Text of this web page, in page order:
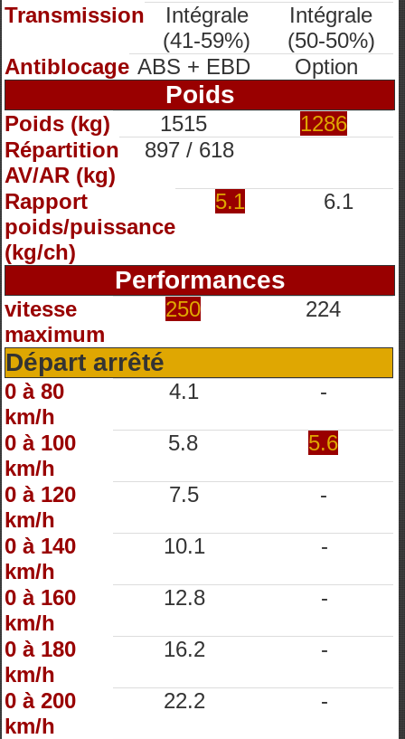
Transmission
Intégrale
(41-59%)
Intégrale
(50-50%)
Antiblocage ABS + EBD Option
Poids
Poids (kg) 1515
1286
Répartition
AV/AR (kg)
897 / 618
Rapport
poids/puissance
(kg/ch)
5.1 6.1
Performances
vitesse
maximum
250 224
Départ arrêté
0 à 80
km/h
4.1 -
0 à 100
km/h
5.8 5.6
0 à 120
km/h
7.5 -
0 à 140
km/h
10.1 -
0 à 160
km/h
12.8 -
0 à 180
km/h
16.2 -
0 à 200
km/h
22.2 -